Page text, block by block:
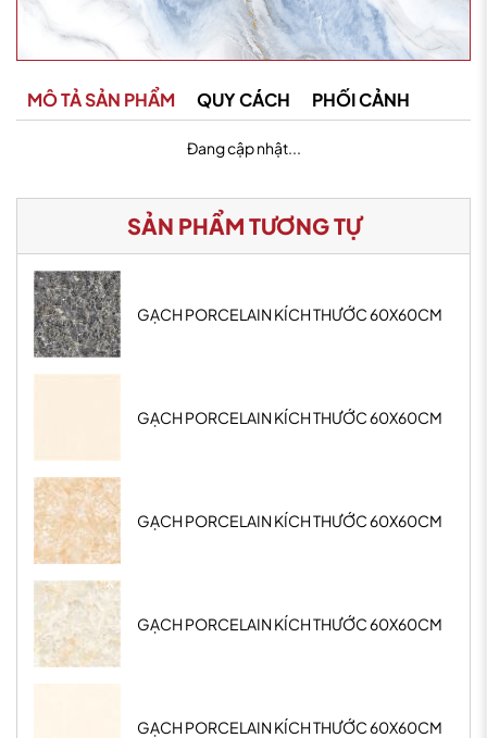
MÔ TẢ SẢN PHẨM QUY CÁCH PHỐI CẢNH
Đang cập nhật...
SẢN PHẨM TƯƠNG TỰ
GẠCH PORCELAIN KÍCH THƯỚC 60X60CM
GẠCH PORCELAIN KÍCH THƯỚC 60X60CM
GẠCH PORCELAIN KÍCH THƯỚC 60X60CM
GẠCH PORCELAIN KÍCH THƯỚC 60X60CM
GẠCH PORCELAIN KÍCH THƯỚC 60X60CM